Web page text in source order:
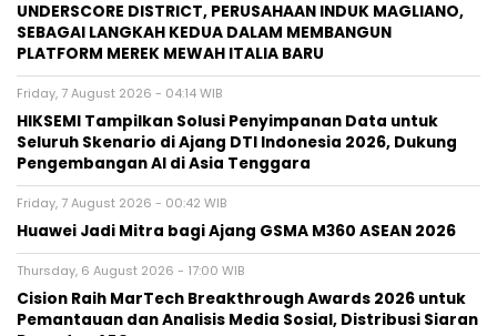
UNDERSCORE DISTRICT, PERUSAHAAN INDUK MAGLIANO,
SEBAGAI LANGKAH KEDUA DALAM MEMBANGUN
PLATFORM MEREK MEWAH ITALIA BARU
Friday, 7 August 2026 - 04:14 WIB
HIKSEMI Tampilkan Solusi Penyimpanan Data untuk
Seluruh Skenario di Ajang DTI Indonesia 2026, Dukung
Pengembangan AI di Asia Tenggara
Friday, 7 August 2026 - 00:42 WIB
Huawei Jadi Mitra bagi Ajang GSMA M360 ASEAN 2026
Thursday, 6 August 2026 - 17:00 WIB
Cision Raih MarTech Breakthrough Awards 2026 untuk
Pemantauan dan Analisis Media Sosial, Distribusi Siaran